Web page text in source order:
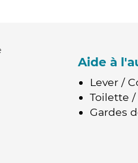
Aide à
Lever /
Toilette
Gardes